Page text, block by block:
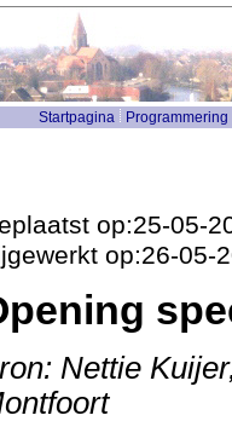
Startpagina Programmering
op:25-05-
op:26-05-
Nettie